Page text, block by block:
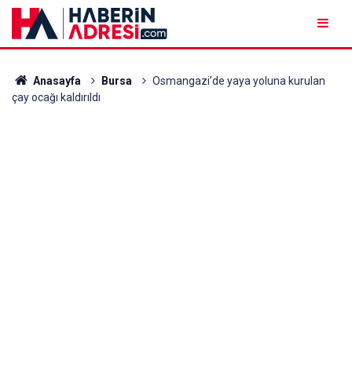
Anasayfa Bursa
Osmangazi’de yaya yoluna kurulan
çay ocağı kaldırıldı